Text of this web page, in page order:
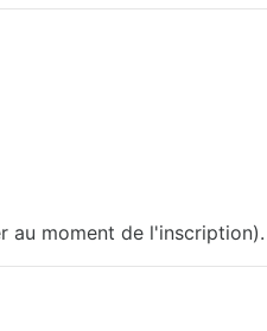
au moment de l'inscription).